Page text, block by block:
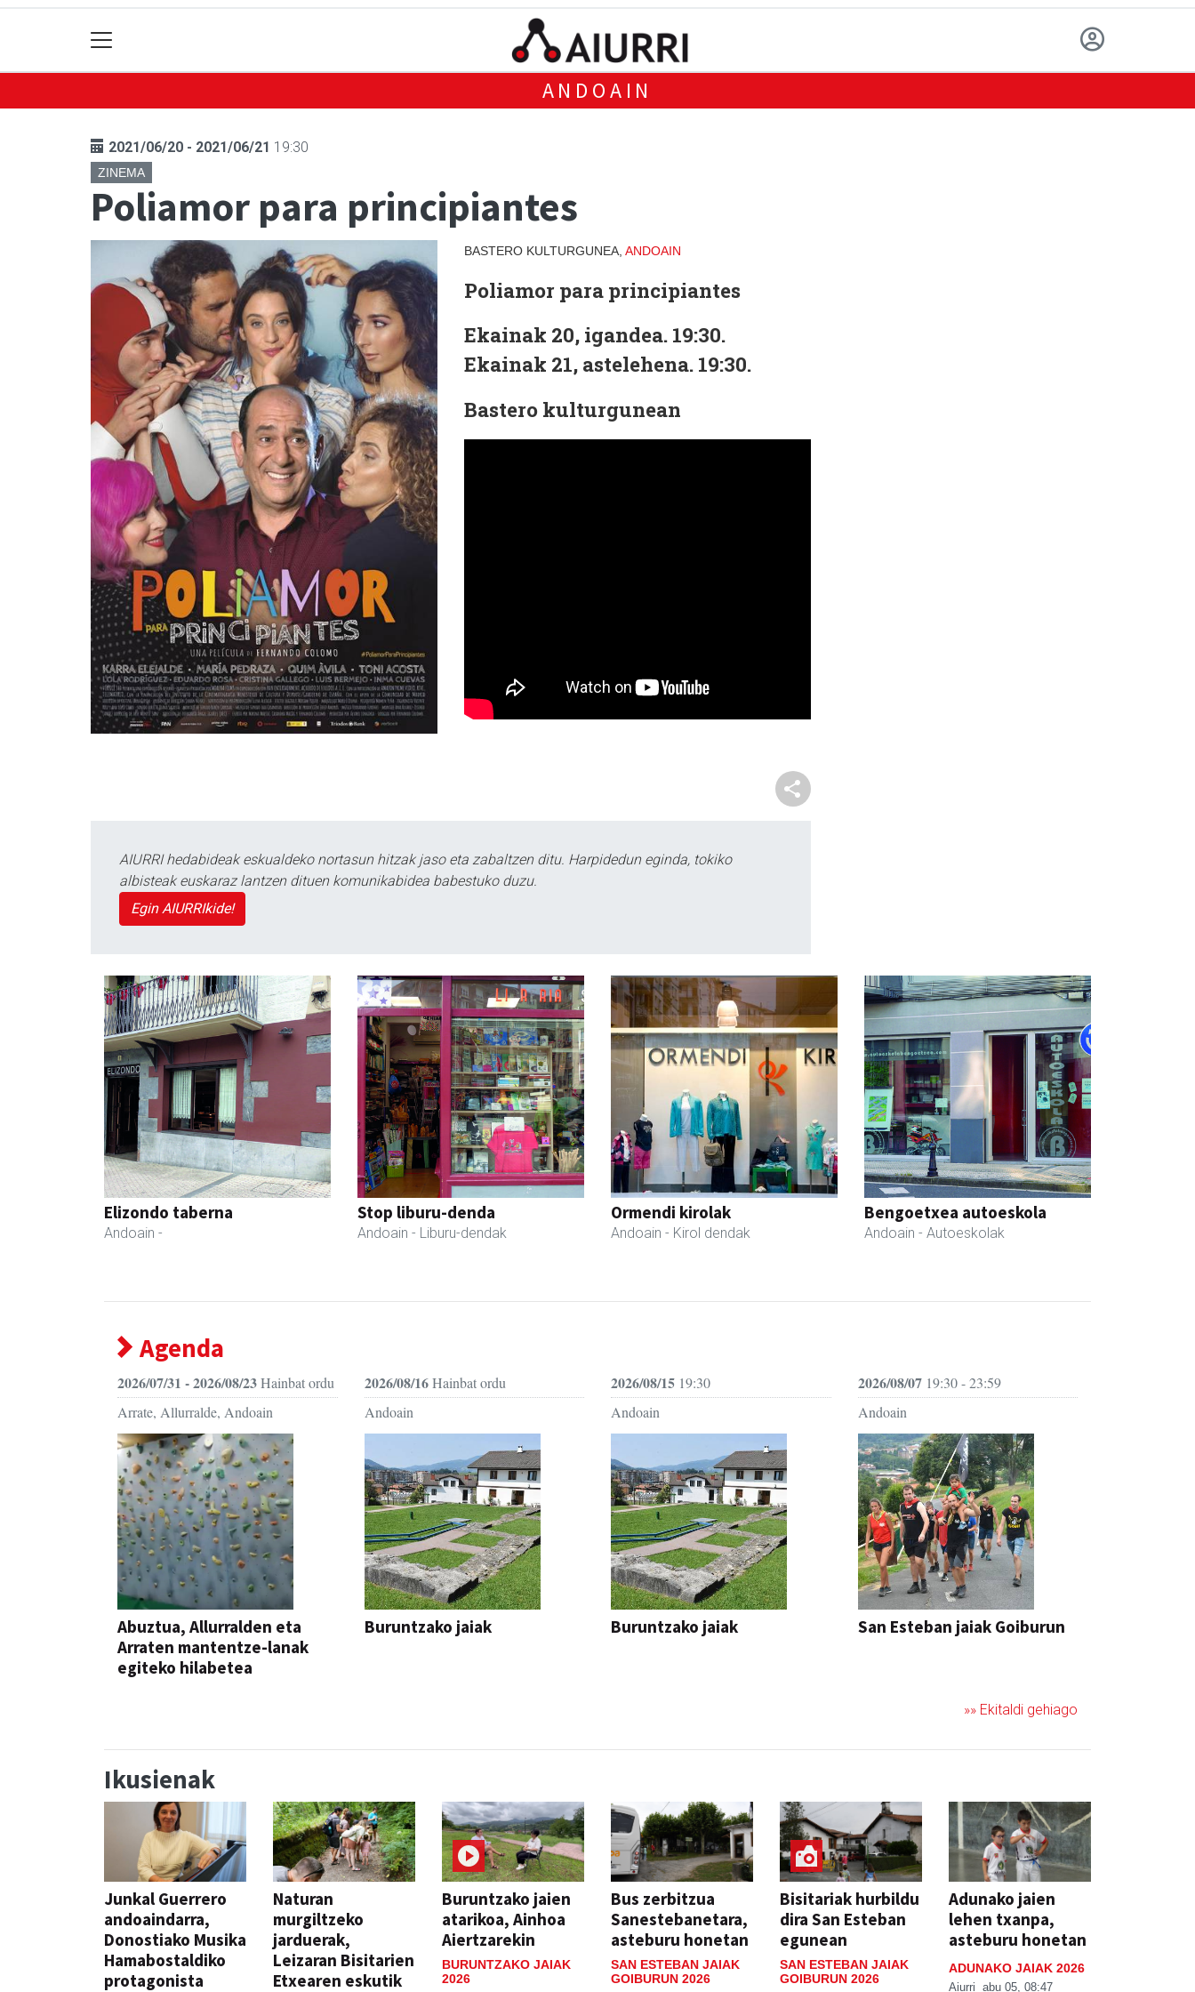
ANDOAIN
2021/06/20 - 2021/06/21 19:30
ZINEMA
Poliamor para principiantes
BASTERO KULTURGUNEA, ANDOAIN
Poliamor para principiantes
Ekainak 20, igandea. 19:30.
Ekainak 21, astelehena. 19:30.
Bastero kulturgunean
AIURRI hedabideak eskualdeko nortasun hitzak jaso eta zabaltzen ditu. Harpidedun eginda, tokiko
albisteak euskaraz lantzen dituen komunikabidea babestuko duzu.
Egin AIURRIkide!
Elizondo taberna
Andoain -
Stop liburu-denda
Andoain - Liburu-dendak
Ormendi kirolak
Andoain - Kirol dendak
Bengoetxea autoeskola
Andoain - Autoeskolak
Agenda
2026/07/31 - 2026/08/23Hainbat ordu
Arrate, Allurralde, Andoain
Abuztua, Allurralden eta
Arraten mantentze-lanak
egiteko hilabetea
2026/08/16Hainbat ordu
Andoain
Buruntzako jaiak
2026/08/15 19:30
Andoain
Buruntzako jaiak
2026/08/0719:30 - 23:59
Andoain
San Esteban jaiak Goiburun
»» Ekitaldi gehiago
Ikusienak
Junkal Guerrero
andoaindarra,
Donostiako Musika
Hamabostaldiko
protagonista
Naturan
murgiltzeko
jarduerak,
Leizaran Bisitarien
Etxearen eskutik
Buruntzako jaien
atarikoa, Ainhoa
Aiertzarekin
BURUNTZAKO JAIAK
2026
Bus zerbitzua
Sanestebanetara,
asteburu honetan
SAN ESTEBAN JAIAK
GOIBURUN 2026
Bisitariak hurbildu
dira San Esteban
egunean
SAN ESTEBAN JAIAK
GOIBURUN 2026
Adunako jaien
lehen txanpa,
asteburu honetan
ADUNAKO JAIAK 2026
Aiurri abu 05, 08:47